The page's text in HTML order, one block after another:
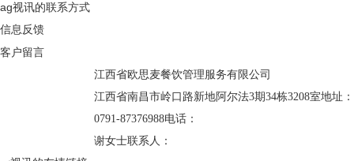
ag视讯的联系方式
信息反馈
客户留言
江西省欧思麦餐饮管理服务有限公司
地址：
江西省南昌市岭口路新地阿尔法3期34栋3208室
电话：
0791-87376988
联系人：
谢女士